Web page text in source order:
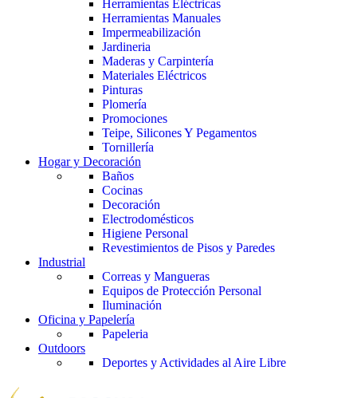
Herramientas Eléctricas
Herramientas Manuales
Impermeabilización
Jardineria
Maderas y Carpintería
Materiales Eléctricos
Pinturas
Plomería
Promociones
Teipe, Silicones Y Pegamentos
Tornillería
Hogar y Decoración
Baños
Cocinas
Decoración
Electrodomésticos
Higiene Personal
Revestimientos de Pisos y Paredes
Industrial
Correas y Mangueras
Equipos de Protección Personal
Iluminación
Oficina y Papelería
Papeleria
Outdoors
Deportes y Actividades al Aire Libre